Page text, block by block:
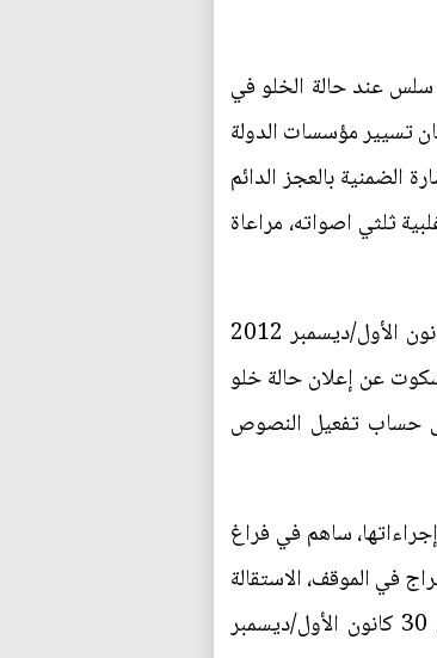
سلس عند حالة الخلو في
تسيير مؤسسات الدولة
الضمنية بالعجز الدائم
ثلثي اصواته، مراعاة
وقد حدثت حالة خلو للمنصب دون الإعلان عنها عندما تعرض الرئيس جلال الطالباني إلى جلطة دماغية في شهر كانون الأول/ديسمبر 2012
من سنة ونصف، وقد تم السكوت عن إعلان حالة خلو
حساب تفعيل النصوص
ساهم في فراغ
في الموقف، الاستقالة
المبكرة لنائب الرئيس الدكتور عادل عبد المهدي في 24/5/2011، واستقالة النائب الآخر السيد طارق الهاشمي في 30 كانون الأول/ديسمبر